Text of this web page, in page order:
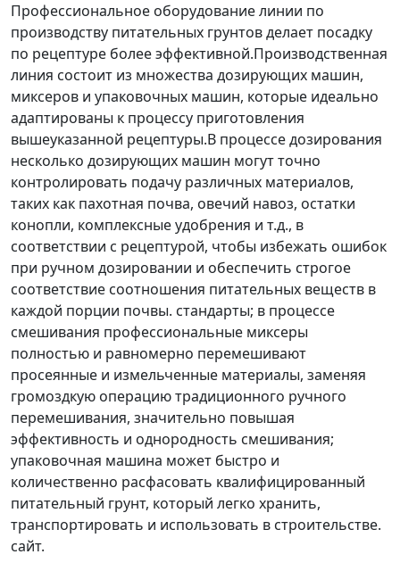
Профессиональное оборудование линии по
производству питательных грунтов делает посадку
по рецептуре более эффективной.Производственная
линия состоит из множества дозирующих машин,
миксеров и упаковочных машин, которые идеально
адаптированы к процессу приготовления
вышеуказанной рецептуры.В процессе дозирования
несколько дозирующих машин могут точно
контролировать подачу различных материалов,
таких как пахотная почва, овечий навоз, остатки
конопли, комплексные удобрения и т.д., в
соответствии с рецептурой, чтобы избежать ошибок
при ручном дозировании и обеспечить строгое
соответствие соотношения питательных веществ в
каждой порции почвы. стандарты; в процессе
смешивания профессиональные миксеры
полностью и равномерно перемешивают
просеянные и измельченные материалы, заменяя
громоздкую операцию традиционного ручного
перемешивания, значительно повышая
эффективность и однородность смешивания;
упаковочная машина может быстро и
количественно расфасовать квалифицированный
питательный грунт, который легко хранить,
транспортировать и использовать в строительстве.
сайт.​